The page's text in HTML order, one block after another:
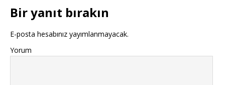
Bir yanıt bırakın
E-posta hesabınız yayımlanmayacak.
Yorum